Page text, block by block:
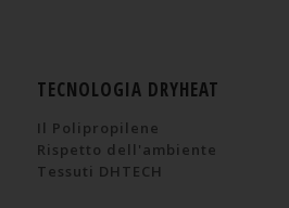
TECNOLOGIA DRYHEAT
Il Polipropilene
Rispetto dell'ambiente
Tessuti DHTECH